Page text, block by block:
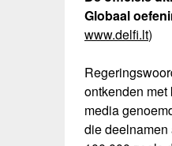
Globaal
www.delfi.lt)
ontkenden
media
die deelnamen